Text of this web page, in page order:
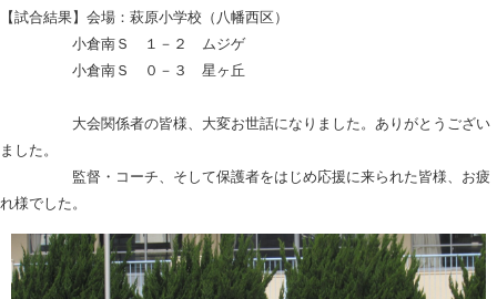
【試合結果】会場：萩原小学校（八幡西区）
小倉南Ｓ １－２ ムジゲ
小倉南Ｓ ０－３ 星ヶ丘
大会関係者の皆様、大変お世話になりました。ありがとうござい
ました。
監督・コーチ、そして保護者をはじめ応援に来られた皆様、お疲
れ様でした。